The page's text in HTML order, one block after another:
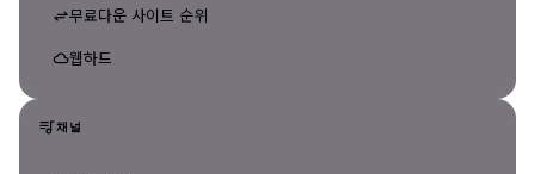
무료다운 사이트 순위
웹하드
채널